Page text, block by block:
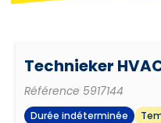
Technieker
Référence 5917144
Durée indéterminée